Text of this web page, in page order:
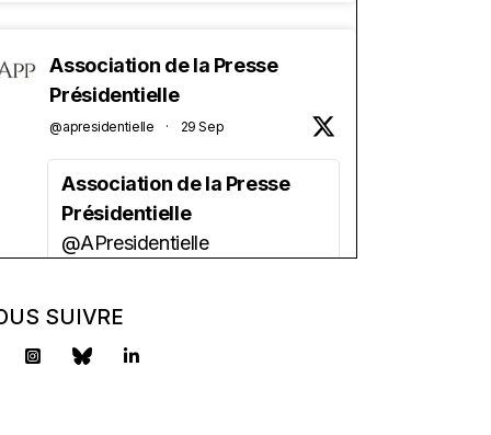
Association de la Presse
Présidentielle
@apresidentielle · 29 Sep
Association de la Presse
Présidentielle
@APresidentielle
journalisme ?
Vous avez besoin d'une
SUIVRE